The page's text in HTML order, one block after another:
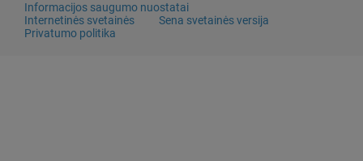
Informacijos saugumo nuostatai
Internetinės svetainės
Sena svetainės versija
Privatumo politika